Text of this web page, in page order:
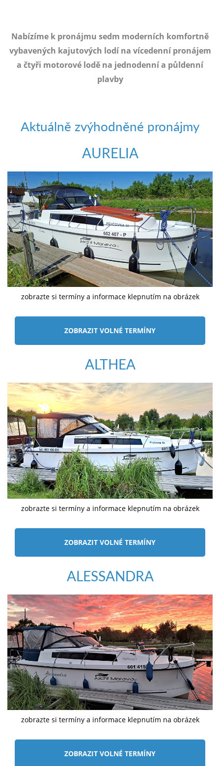
Nabízíme k pronájmu sedm moderních komfortně
vybavených kajutových lodí na vícedenní pronájem
a čtyři motorové lodě na jednodenní a půldenní
plavby
Aktuálně zvýhodněné pronájmy
AURELIA
zobrazte si termíny a informace klepnutím na obrázek
ZOBRAZIT VOLNÉ TERMÍNY
ALTHEA
zobrazte si termíny a informace klepnutím na obrázek
ZOBRAZIT VOLNÉ TERMÍNY
ALESSANDRA
zobrazte si termíny a informace klepnutím na obrázek
ZOBRAZIT VOLNÉ TERMÍNY
objednat
poukaz